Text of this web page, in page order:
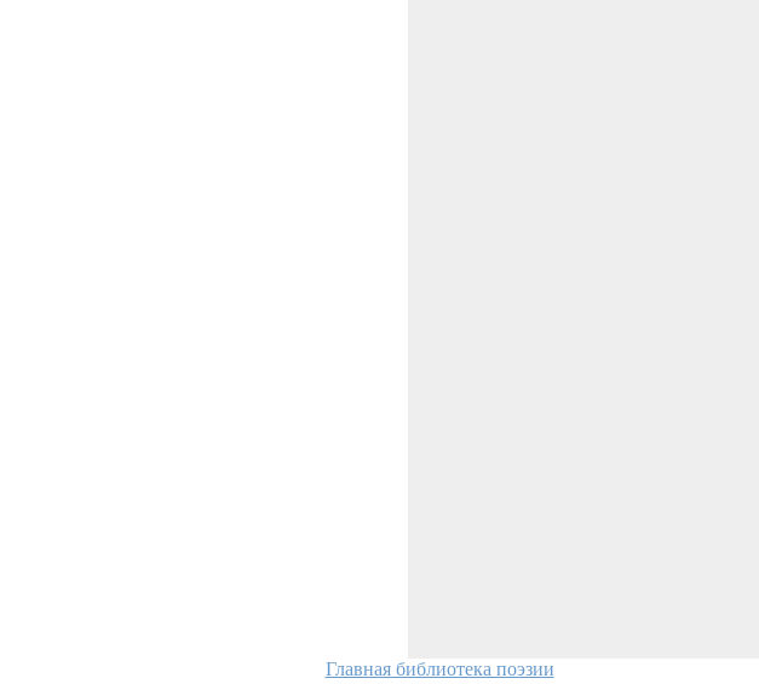
Главная библиотека поэзии